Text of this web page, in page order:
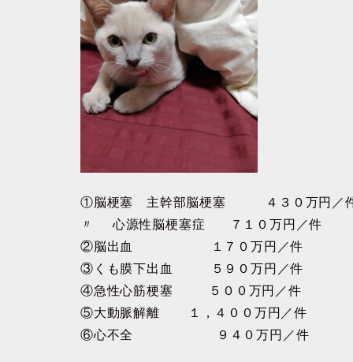
①脳梗塞 主幹部脳梗塞 ４３０万円／
〃 心源性脳梗塞症 ７１０万円／件
②脳出血 １７０万円／件
③くも膜下出血 ５９０万円／件
④急性心筋梗塞 ５００万円／件
⑤大動脈解離 １，４００万円／件
⑥心不全 ９４０万円／件